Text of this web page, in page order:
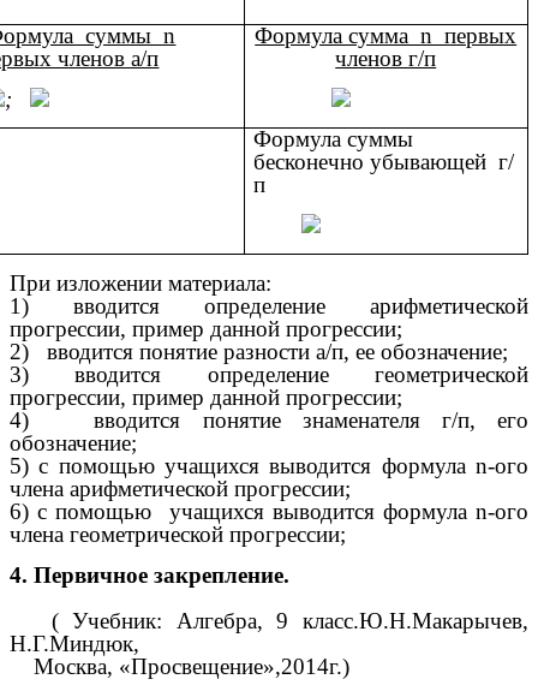
суммы n
членов а/п
;
Формула сумма n первых
членов г/п
Формула суммы
бесконечно убывающей г/
п
При изложении материала:
1) вводится определение арифметической
прогрессии, пример данной прогрессии;
2) вводится понятие разности а/п, ее обозначение;
3) вводится определение геометрической
прогрессии, пример данной прогрессии;
4) вводится понятие знаменателя г/п, его
обозначение;
5) с помощью учащихся выводится формула n-ого
члена арифметической прогрессии;
6) с помощью учащихся выводится формула n-ого
члена геометрической прогрессии;
4. Первичное закрепление.
( Учебник: Алгебра, 9 класс.Ю.Н.Макарычев,
Н.Г.Миндюк,
Москва, «Просвещение»,2014г.)